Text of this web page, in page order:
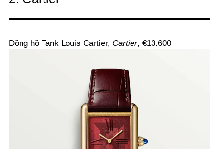
Đồng hồ Tank Louis Cartier, Cartier, €13.600